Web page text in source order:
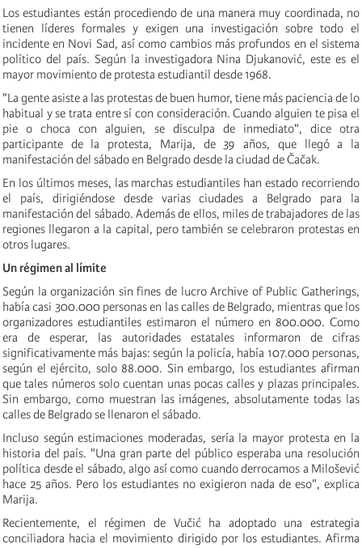
Los estudiantes están procediendo de una manera muy coordinada, no
tienen líderes formales y exigen una investigación sobre todo el
incidente en Novi Sad, así como cambios más profundos en el sistema
político del país. Según la investigadora Nina Djukanović, este es el
mayor movimiento de protesta estudiantil desde 1968.
"La gente asiste a las protestas de buen humor, tiene más paciencia de lo
habitual y se trata entre sí con consideración. Cuando alguien te pisa el
pie o choca con alguien, se disculpa de inmediato", dice otra
participante de la protesta, Marija, de 39 años, que llegó a la
manifestación del sábado en Belgrado desde la ciudad de Čačak.
En los últimos meses, las marchas estudiantiles han estado recorriendo
el país, dirigiéndose desde varias ciudades a Belgrado para la
manifestación del sábado. Además de ellos, miles de trabajadores de las
regiones llegaron a la capital, pero también se celebraron protestas en
otros lugares.
Un régimen al límite
Según la organización sin fines de lucro Archive of Public Gatherings,
había casi 300.000 personas en las calles de Belgrado, mientras que los
organizadores estudiantiles estimaron el número en 800.000. Como
era de esperar, las autoridades estatales informaron de cifras
significativamente más bajas: según la policía, había 107.000 personas,
según el ejército, solo 88.000. Sin embargo, los estudiantes afirman
que tales números solo cuentan unas pocas calles y plazas principales.
Sin embargo, como muestran las imágenes, absolutamente todas las
calles de Belgrado se llenaron el sábado.
Incluso según estimaciones moderadas, sería la mayor protesta en la
historia del país. "Una gran parte del público esperaba una resolución
política desde el sábado, algo así como cuando derrocamos a Milošević
hace 25 años. Pero los estudiantes no exigieron nada de eso", explica
Marija.
Recientemente, el régimen de Vučić ha adoptado una estrategia
conciliadora hacia el movimiento dirigido por los estudiantes. Afirma